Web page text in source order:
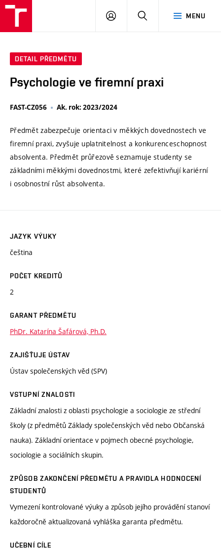
MENU
PŘIHLÁSIT
DETAIL PŘEDMĚTU
Psychologie ve firemní praxi
FAST-CZ056 Ak. rok: 2023/2024
Předmět zabezpečuje orientaci v měkkých dovednostech ve
firemní praxi, zvyšuje uplatnitelnost a konkurenceschopnost
absolventa. Předmět průřezově seznamuje studenty se
základními měkkými dovednostmi, které zefektivňují kariérní
i osobnostní růst absolventa.
JAZYK VÝUKY
čeština
POČET KREDITŮ
2
GARANT PŘEDMĚTU
PhDr. Katarína Šafárová, Ph.D.
ZAJIŠŤUJE ÚSTAV
Ústav společenských věd (SPV)
VSTUPNÍ ZNALOSTI
Základní znalosti z oblasti psychologie a sociologie ze střední
školy (z předmětů Základy společenských věd nebo Občanská
nauka). Základní orientace v pojmech obecné psychologie,
sociologie a sociálních skupin.
ZPŮSOB ZAKONČENÍ PŘEDMĚTU A PRAVIDLA HODNOCENÍ
STUDENTŮ
Vymezení kontrolované výuky a způsob jejího provádění stanoví
každoročně aktualizovaná vyhláška garanta předmětu.
UČEBNÍ CÍLE